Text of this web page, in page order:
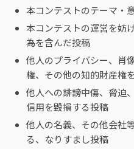
本コンテストのテーマ・
本コンテストの運営を妨
為を含んだ投稿
他人のプライバシー、肖
権、その他の知的財産権
他人への誹謗中傷、脅迫
信用を毀損する投稿
他人の名義、その他会社
る、なりすまし投稿